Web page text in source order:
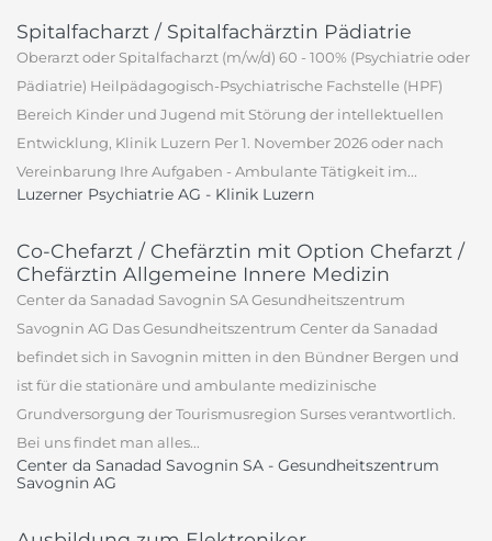
Spitalfacharzt / Spitalfachärztin Pädiatrie
Oberarzt oder Spitalfacharzt (m/w/d) 60 - 100% (Psychiatrie oder
Pädiatrie) Heilpädagogisch-Psychiatrische Fachstelle (HPF)
Bereich Kinder und Jugend mit Störung der intellektuellen
Entwicklung, Klinik Luzern Per 1. November 2026 oder nach
Vereinbarung Ihre Aufgaben - Ambulante Tätigkeit im...
Luzerner Psychiatrie AG - Klinik Luzern
Co-Chefarzt / Chefärztin mit Option Chefarzt /
Chefärztin Allgemeine Innere Medizin
Center da Sanadad Savognin SA Gesundheitszentrum
Savognin AG Das Gesundheitszentrum Center da Sanadad
befindet sich in Savognin mitten in den Bündner Bergen und
ist für die stationäre und ambulante medizinische
Grundversorgung der Tourismusregion Surses verantwortlich.
Bei uns findet man alles...
Center da Sanadad Savognin SA - Gesundheitszentrum
Savognin AG